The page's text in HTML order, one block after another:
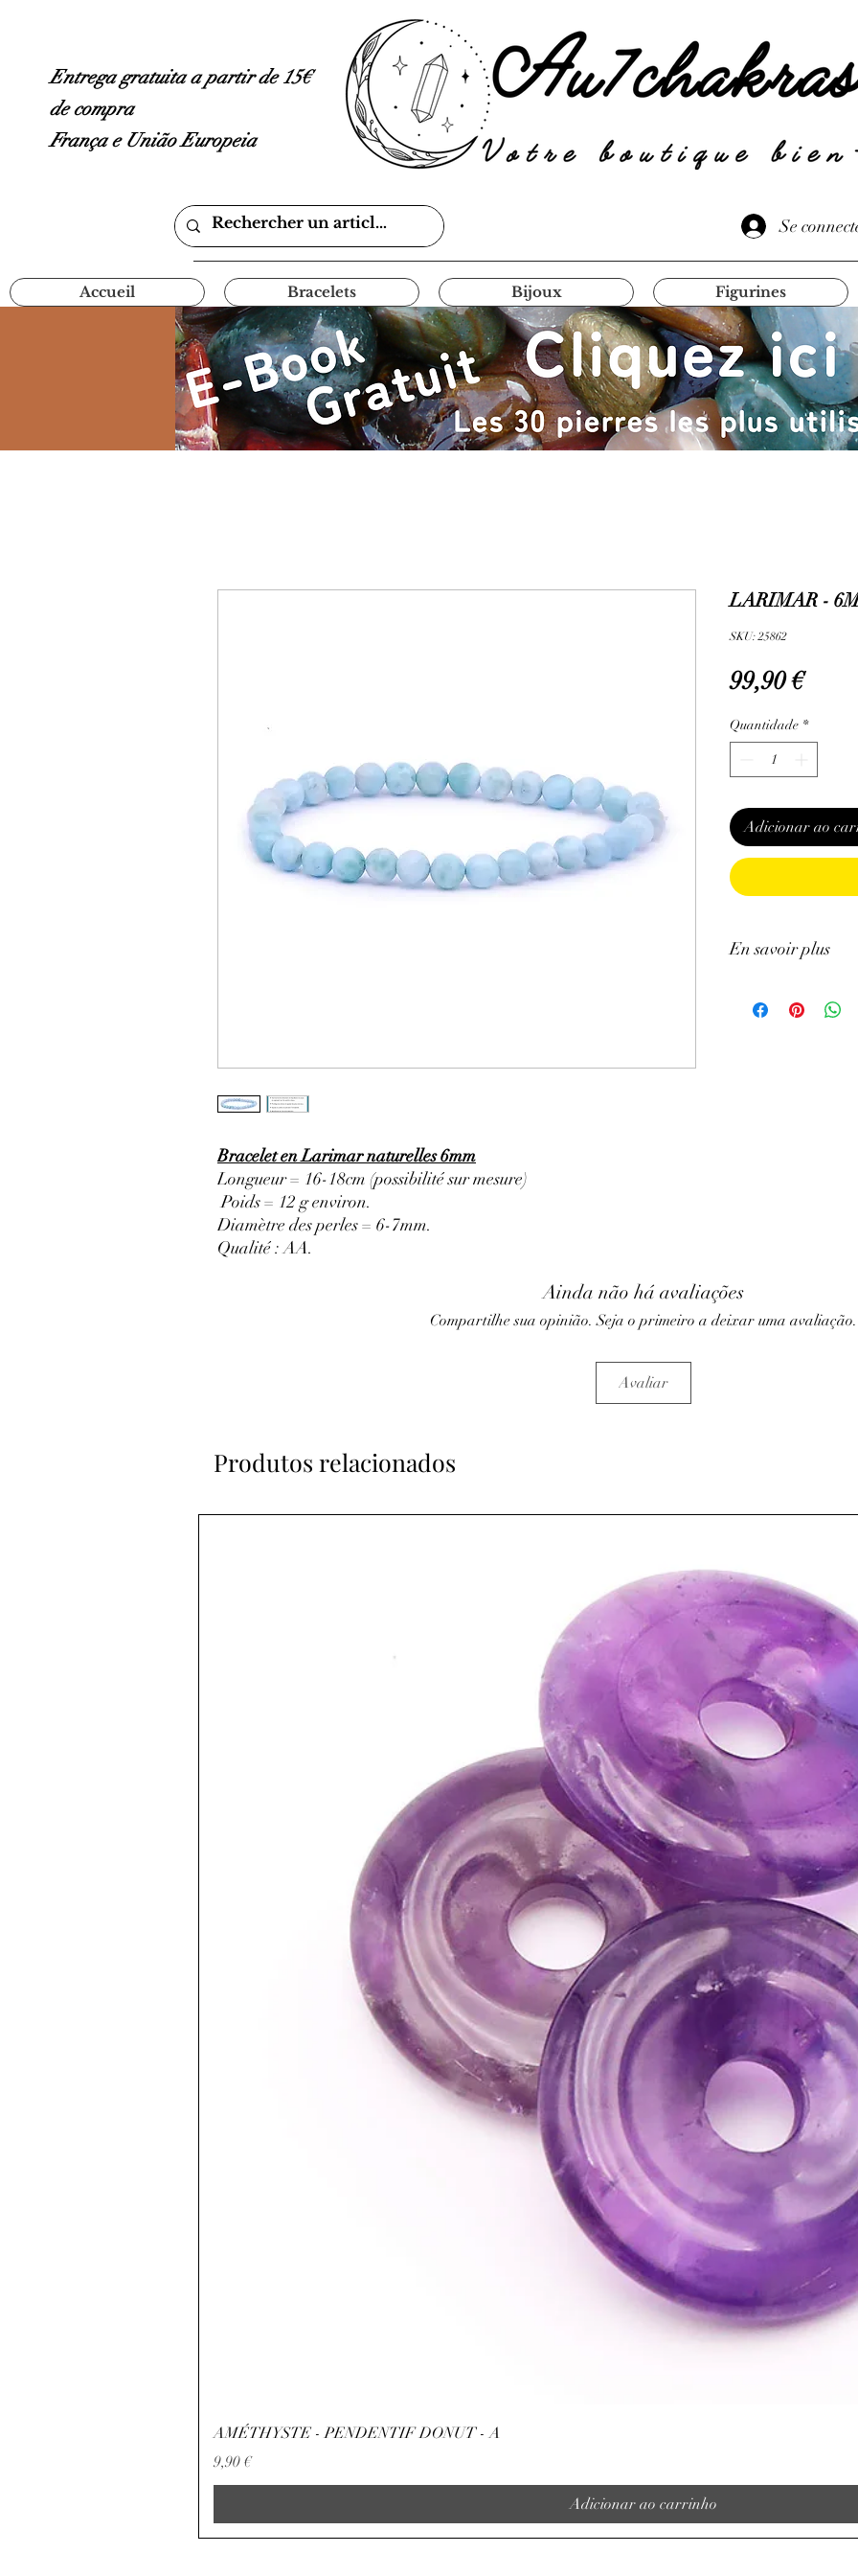
Entrega gratuita a partir de 15€
de compra
França e União Europeia
Se
Accueil Bracelets Bijoux Figurines
Bracelet en Larimar naturelles 6mm
Longueur = 16-18cm (possibilité sur mesure)
Poids = 12 g environ.
Diamètre des perles = 6-7mm.
Qualité : AA.
LARIMAR -
SKU: 25862
99,90 €Preço
Quantidade *
Adicionar ao
En savoir plus
n'exclut en aucun
Ainda não há avaliações
Compartilhe sua opinião. Seja o primeiro a deixar uma avaliação.
Avaliar
Produtos relacionados
AMÉTHYSTE - PENDENTIF DONUT - A
Preço
9,90 €
Adicionar ao carrinho